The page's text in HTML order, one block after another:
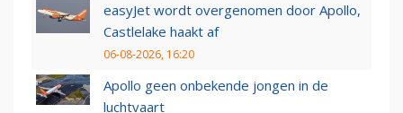
easyJet wordt overgenomen door Apollo,
Castlelake haakt af
06-08-2026, 16:20
Apollo geen onbekende jongen in de
luchtvaart